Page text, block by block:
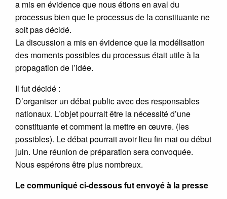
a mis en évidence que nous étions en aval du
processus bien que le processus de la constituante ne
soit pas décidé.
La discussion a mis en évidence que la modélisation
des moments possibles du processus était utile à la
propagation de l’idée.
Il fut décidé :
D’organiser un débat public avec des responsables
nationaux. L’objet pourrait être la nécessité d’une
constituante et comment la mettre en œuvre. (les
possibles). Le débat pourrait avoir lieu fin mai ou début
juin. Une réunion de préparation sera convoquée.
Nous espérons être plus nombreux.
Le communiqué ci-dessous fut envoyé à la presse